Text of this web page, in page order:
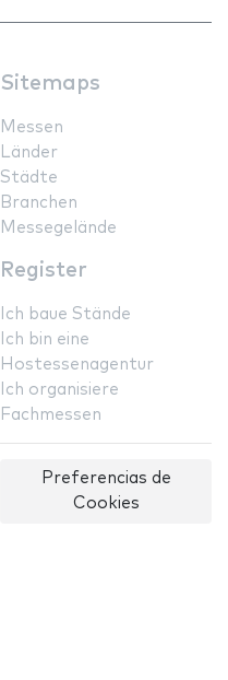
Sitemaps
Messen
Länder
Städte
Branchen
Messegelände
Register
Ich baue Stände
Ich bin eine
Hostessenagentur
Ich organisiere
Fachmessen
Preferencias de
Cookies